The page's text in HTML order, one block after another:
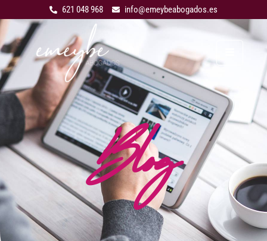
621 048 968 info@emeybeabogados.es
Blog